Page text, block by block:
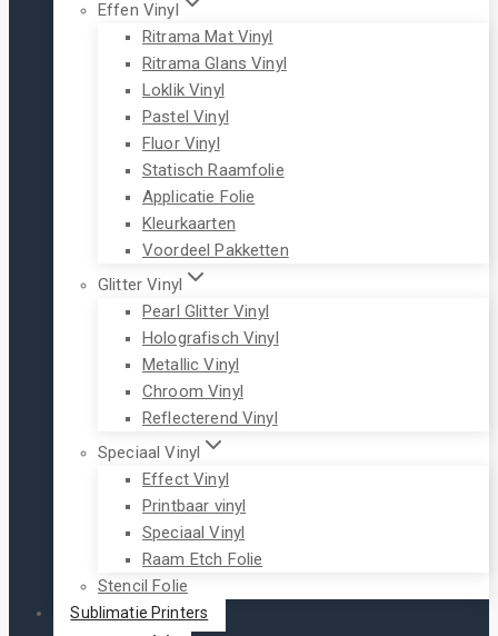
Effen Vinyl
Ritrama Mat Vinyl
Ritrama Glans Vinyl
Loklik Vinyl
Pastel Vinyl
Fluor Vinyl
Statisch Raamfolie
Applicatie Folie
Kleurkaarten
Voordeel Pakketten
Glitter Vinyl
Pearl Glitter Vinyl
Holografisch Vinyl
Metallic Vinyl
Chroom Vinyl
Reflecterend Vinyl
Speciaal Vinyl
Effect Vinyl
Printbaar vinyl
Speciaal Vinyl
Raam Etch Folie
Stencil Folie
Sublimatie Printers